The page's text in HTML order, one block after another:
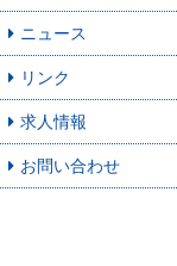
ニュース
リンク
求人情報
お問い合わせ